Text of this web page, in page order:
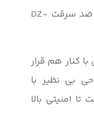
ضد سرقت DZ-
کنار هم قرار
بی نظیر با
امنیتی بالا